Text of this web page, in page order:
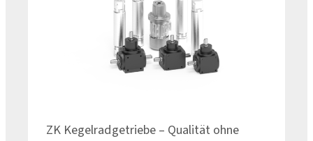
ZK Kegelradgetriebe – Qualität ohne